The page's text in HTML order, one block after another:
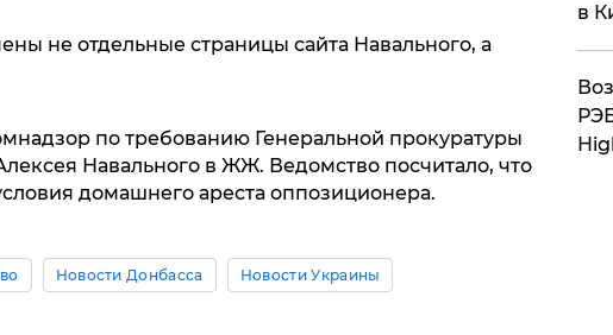
не отдельные страницы сайта Навального, а
по требованию Генеральной прокуратуры
Навального в ЖЖ. Ведомство посчитало, что
домашнего ареста оппозиционера.
Новости Донбасса Новости Украины
в